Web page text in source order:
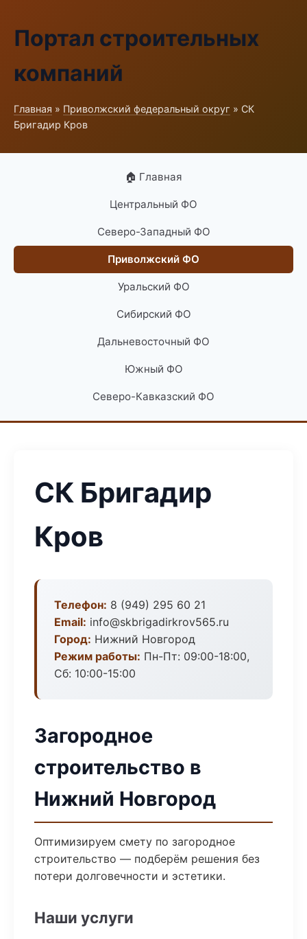
Портал строительных
компаний
Главная » Приволжский федеральный округ » СК
Бригадир Кров
🏠 Главная
Центральный ФО
Северо-Западный ФО
Приволжский ФО
Уральский ФО
Сибирский ФО
Дальневосточный ФО
Южный ФО
Северо-Кавказский ФО
СК Бригадир
Кров
Телефон: 8 (949) 295 60 21
Email: info@skbrigadirkrov565.ru
Город: Нижний Новгород
Режим работы: Пн-Пт: 09:00-18:00,
Сб: 10:00-15:00
Загородное
строительство в
Нижний Новгород
Оптимизируем смету по загородное
строительство — подберём решения без
потери долговечности и эстетики.
Наши услуги